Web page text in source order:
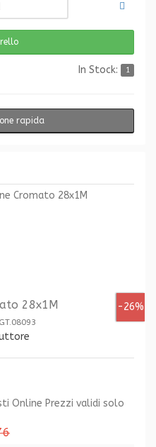
In Stock: 1
rapida
-26%
28x1M
Prezzi validi solo